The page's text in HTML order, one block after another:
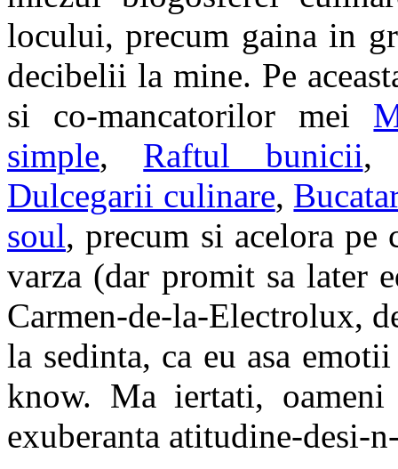
locului, precum gaina in
decibelii la mine. Pe
si co-mancatorilor mei
simple, Raftul bunicii
Dulcegarii culinare,
soul, precum si acelora pe
varza (dar promit sa later
Carmen-de-la-Electrolux,
la sedinta, ca eu asa
know. Ma iertati,
exuberanta atitudine-desi-